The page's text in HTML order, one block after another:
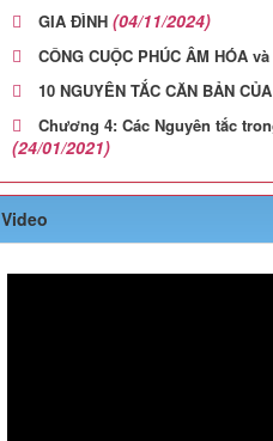
GIA ĐÌNH (04/11/2024)
CÔNG CUỘC PHÚC ÂM HÓA
10 NGUYÊN TẮC CĂN BẢN
Chương 4: Các Nguyên tắc
(24/01/2021)
Video